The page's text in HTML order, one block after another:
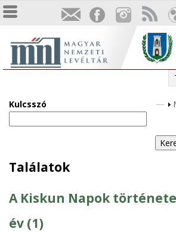
Kulcsszó
j
n
Találatok
A Kiskun Napok története
év (1)